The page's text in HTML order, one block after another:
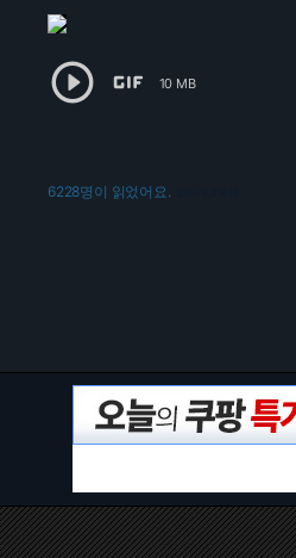
  10 MB
6228명이 읽었어요.